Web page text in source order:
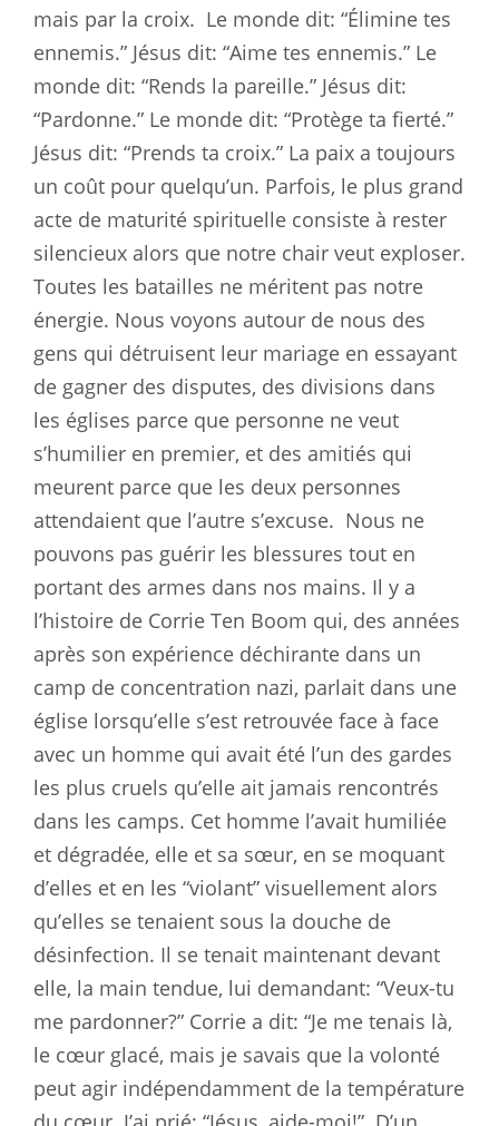
mais par la croix. Le monde dit: “Élimine tes
ennemis.” Jésus dit: “Aime tes ennemis.” Le
monde dit: “Rends la pareille.” Jésus dit:
“Pardonne.” Le monde dit: “Protège ta fierté.”
Jésus dit: “Prends ta croix.” La paix a toujours
un coût pour quelqu’un. Parfois, le plus grand
acte de maturité spirituelle consiste à rester
silencieux alors que notre chair veut exploser.
Toutes les batailles ne méritent pas notre
énergie. Nous voyons autour de nous des
gens qui détruisent leur mariage en essayant
de gagner des disputes, des divisions dans
les églises parce que personne ne veut
s’humilier en premier, et des amitiés qui
meurent parce que les deux personnes
attendaient que l’autre s’excuse. Nous ne
pouvons pas guérir les blessures tout en
portant des armes dans nos mains. Il y a
l’histoire de Corrie Ten Boom qui, des années
après son expérience déchirante dans un
camp de concentration nazi, parlait dans une
église lorsqu’elle s’est retrouvée face à face
avec un homme qui avait été l’un des gardes
les plus cruels qu’elle ait jamais rencontrés
dans les camps. Cet homme l’avait humiliée
et dégradée, elle et sa sœur, en se moquant
d’elles et en les “violant” visuellement alors
qu’elles se tenaient sous la douche de
désinfection. Il se tenait maintenant devant
elle, la main tendue, lui demandant: “Veux-tu
me pardonner?” Corrie a dit: “Je me tenais là,
le cœur glacé, mais je savais que la volonté
peut agir indépendamment de la température